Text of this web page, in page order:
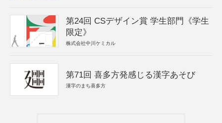
第24回 CSデザイン賞 学生部門《学生
限定》
株式会社中川ケミカル
第71回 喜多方発感じる漢字あそび
漢字のまち喜多方